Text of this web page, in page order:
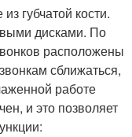
губчатой кости.
дисками. По
расположены
сближаться,
работе
и это позволяет